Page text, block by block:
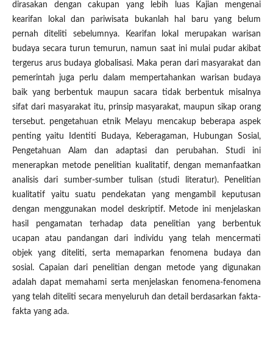
dirasakan dengan cakupan yang lebih luas Kajian mengenai
kearifan lokal dan pariwisata bukanlah hal baru yang belum
pernah diteliti sebelumnya. Kearifan lokal merupakan warisan
budaya secara turun temurun, namun saat ini mulai pudar akibat
tergerus arus budaya globalisasi. Maka peran dari masyarakat dan
pemerintah juga perlu dalam mempertahankan warisan budaya
baik yang berbentuk maupun sacara tidak berbentuk misalnya
sifat dari masyarakat itu, prinsip masyarakat, maupun sikap orang
tersebut. pengetahuan etnik Melayu mencakup beberapa aspek
penting yaitu Identiti Budaya, Keberagaman, Hubungan Sosial,
Pengetahuan Alam dan adaptasi dan perubahan. Studi ini
menerapkan metode penelitian kualitatif, dengan memanfaatkan
analisis dari sumber-sumber tulisan (studi literatur). Penelitian
kualitatif yaitu suatu pendekatan yang mengambil keputusan
dengan menggunakan model deskriptif. Metode ini menjelaskan
hasil pengamatan terhadap data penelitian yang berbentuk
ucapan atau pandangan dari individu yang telah mencermati
objek yang diteliti, serta memaparkan fenomena budaya dan
sosial. Capaian dari penelitian dengan metode yang digunakan
adalah dapat memahami serta menjelaskan fenomena-fenomena
yang telah diteliti secara menyeluruh dan detail berdasarkan fakta-
fakta yang ada.